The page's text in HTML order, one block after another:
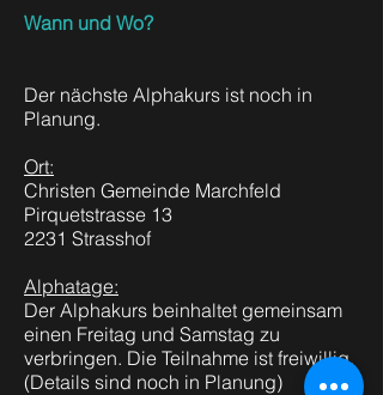
Wann und Wo?
Der nächste Alphakurs ist noch in
Planung.
Ort:
Christen Gemeinde Marchfeld
Pirquetstrasse 13
2231 Strasshof
Alphatage:
Der Alphakurs beinhaltet gemeinsam
einen Freitag und Samstag zu
verbringen. Die Teilnahme ist freiwillig.
(Details sind noch in Planung)